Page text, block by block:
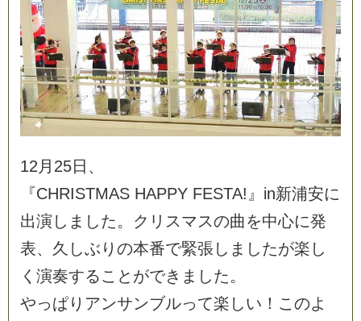
12 月 25日 、
『CHRISTMAS HAPPY FESTA! 』 in新浦安に
出演 し ま した。 ク リ スマ スの曲を中心に発
表、 久 しぶ り の本番で緊張 し ま したが楽 し
く 演奏するこ と ができ ま した。
やっぱり アンサンブルって楽 しい ！ こ のよ